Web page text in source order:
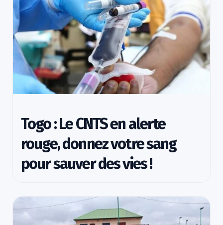
Togo : Le CNTS en alerte
rouge, donnez votre sang
pour sauver des vies !